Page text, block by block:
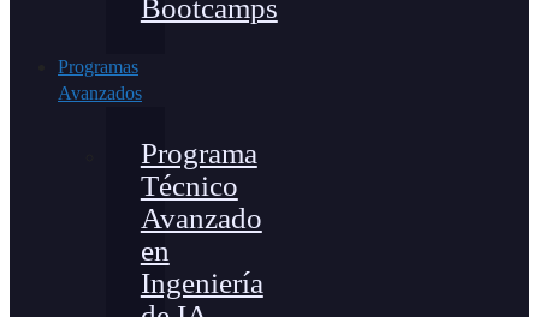
Bootcamps
Programas
Avanzados
Programa
Técnico
Avanzado
en
Ingeniería